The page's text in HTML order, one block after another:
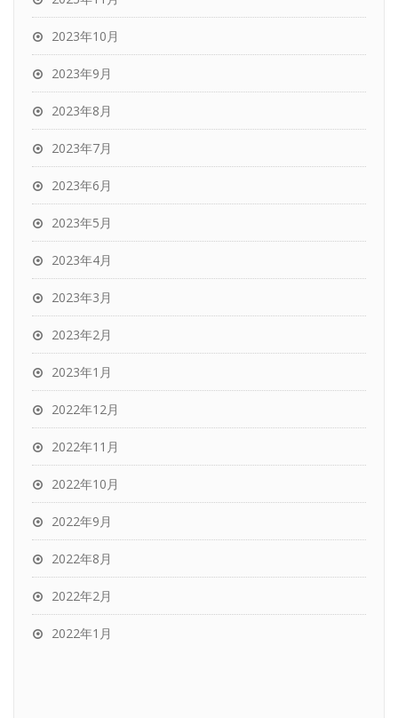
2023年10月
2023年9月
2023年8月
2023年7月
2023年6月
2023年5月
2023年4月
2023年3月
2023年2月
2023年1月
2022年12月
2022年11月
2022年10月
2022年9月
2022年8月
2022年2月
2022年1月